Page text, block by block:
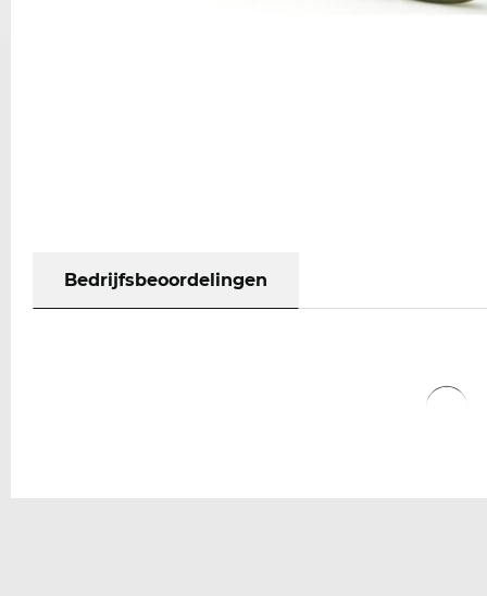
Bedrijfsbeoordelingen